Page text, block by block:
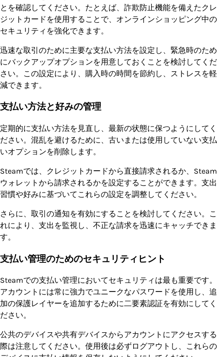
とを確認してください。たとえば、詐欺防止機能を備えたクレ
ジットカードを使用することで、オンラインショッピング中の
セキュリティを強化できます。
迅速な取引のために主要な支払い方法を設定し、緊急時のため
にバックアップオプションを用意しておくことを検討してくだ
さい。この設定により、購入時の時間を節約し、ストレスを軽
減できます。
支払い方法と好みの管理
定期的に支払い方法を見直し、最新の状態に保つようにしてく
ださい。混乱を避けるために、古いまたは使用していない支払
いオプションを削除します。
Steamでは、クレジットカードから直接請求されるか、Steam
ウォレットから請求されるかを設定することができます。支出
習慣や好みに基づいてこれらの設定を調整してください。
さらに、取引の通知を有効にすることを検討してください。こ
れにより、支出を監視し、不正な請求を迅速にキャッチできま
す。
支払い管理のためのセキュリティヒント
Steamでの支払い管理においてセキュリティは最も重要です。
アカウントには常に強力でユニークなパスワードを使用し、追
加の保護レイヤーを追加するために二要素認証を有効にしてく
ださい。
公共のデバイスや共有デバイスからアカウントにアクセスする
際は注意してください。使用後は必ずログアウトし、これらの